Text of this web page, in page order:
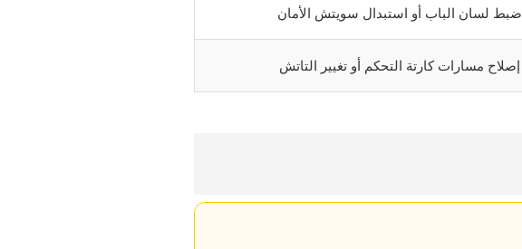
ضبط لسان الباب أو استبدال سويتش الأمان
إصلاح مسارات كارتة التحكم أو تغيير التاتش